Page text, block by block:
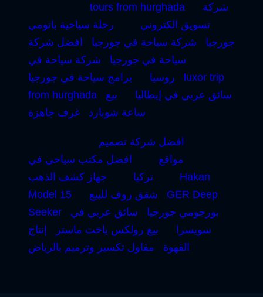
tours from hurghada
شركة
تسويق الكتروني
رحلة سياحية باتومي
جورجيا
شركة سياحة في جورجيا
افضل شركة
سياحة في جورجيا
شركة سياحة في
روسيا
برامج سياحة في جورجيا
luxor trip
from hurghada
سائق عربي في إيطاليا
بيع
ساعة شوبارد
غرف جاهزة
افضل شركة تصميم
مواقع
افضل مكتب سياحي في
تركيا
جهاز كشف الذهب
Hakan
Model 15
شقق روف للبيع
GER Deep
Seeker
بورجومي جورجيا
سائق عربي في
سويسرا
بيع رولكس ياخت ماستر
إنتاج
القهوة
مقاول تكسير وترميم بالرياض